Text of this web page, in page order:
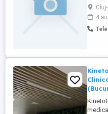
atentă
ofere
4